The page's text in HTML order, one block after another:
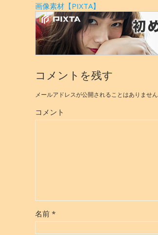
画像素材【PIXTA】
コメントを残す
メールアドレスが公開されることはありません
コメント
名前 *